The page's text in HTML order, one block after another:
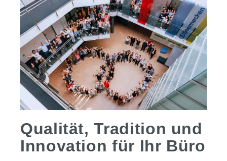
Qualität, Tradition und
Innovation für Ihr Büro